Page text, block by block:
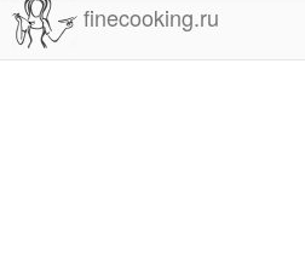
finecooking.ru